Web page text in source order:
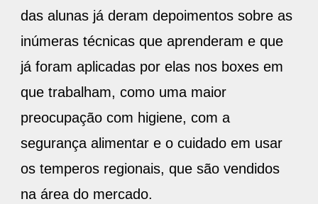
das alunas já deram depoimentos sobre as
inúmeras técnicas que aprenderam e que
já foram aplicadas por elas nos boxes em
que trabalham, como uma maior
preocupação com higiene, com a
segurança alimentar e o cuidado em usar
os temperos regionais, que são vendidos
na área do mercado.